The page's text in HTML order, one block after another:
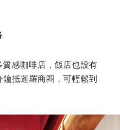
感咖啡店， 飯店也設有
抵暹羅商圈，可輕鬆到